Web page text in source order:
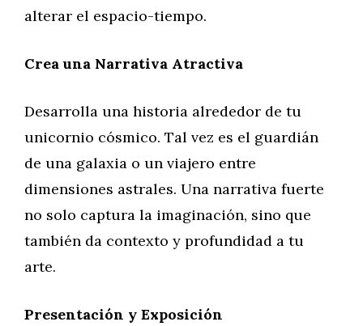
alterar el espacio-tiempo.
Crea una Narrativa Atractiva
Desarrolla una historia alrededor de tu
unicornio cósmico. Tal vez es el guardián
de una galaxia o un viajero entre
dimensiones astrales. Una narrativa fuerte
no solo captura la imaginación, sino que
también da contexto y profundidad a tu
arte.
Presentación y Exposición